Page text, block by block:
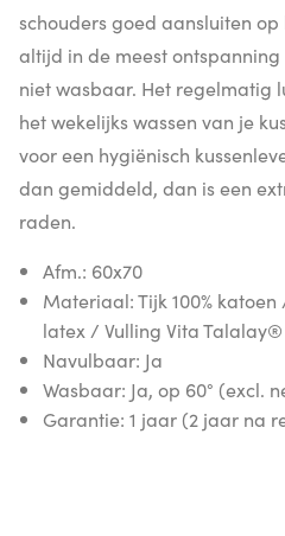
schouders goed aansluiten
altijd in de meest
niet wasbaar. Het regelmatig
het wekelijks wassen van je
voor een hygiënisch
dan gemiddeld, dan is een
raden.
Afm.: 60x70
Materiaal: Tijk 100%
latex / Vulling Vita
Navulbaar: Ja
Wasbaar: Ja, op 60° (excl.
Garantie: 1 jaar (2 jaar na